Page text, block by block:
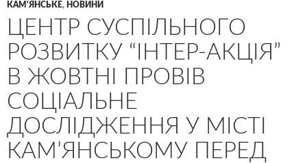
КАМ'ЯНСЬКЕ, НОВИНИ
ЦЕНТР СУСПІЛЬНОГО
РОЗВИТКУ “ІНТЕР-АКЦІЯ”
В ЖОВТНІ ПРОВІВ
СОЦІАЛЬНЕ
ДОСЛІДЖЕННЯ У МІСТІ
КАМ’ЯНСЬКОМУ ПЕРЕД